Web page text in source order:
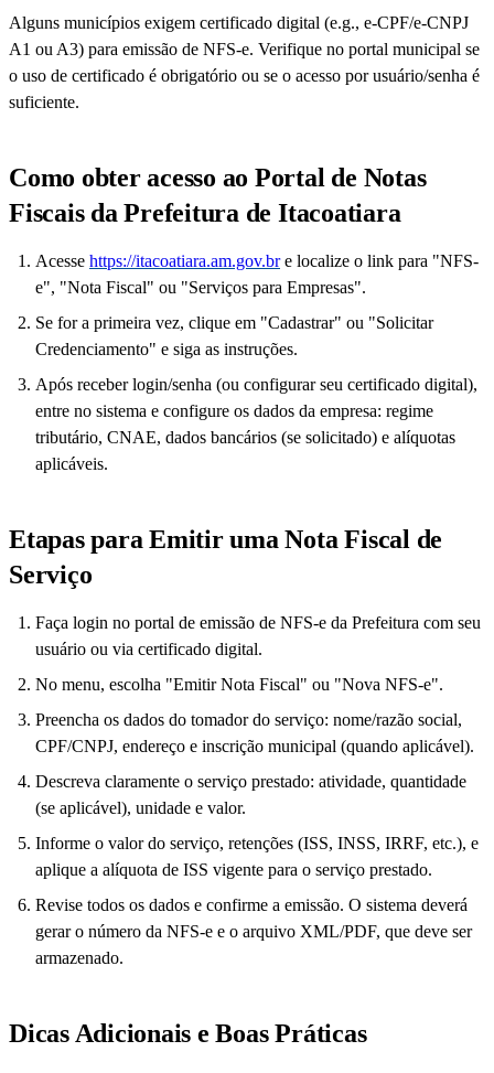
Alguns municípios exigem certificado digital (e.g., e-CPF/e-CNPJ
A1 ou A3) para emissão de NFS-e. Verifique no portal municipal se
o uso de certificado é obrigatório ou se o acesso por usuário/senha é
suficiente.
Como obter acesso ao Portal de Notas
Fiscais da Prefeitura de Itacoatiara
Acesse https://itacoatiara.am.gov.bre localize o link para "NFS-
e", "Nota Fiscal" ou "Serviços para Empresas".
Se for a primeira vez, clique em "Cadastrar" ou "Solicitar
Credenciamento" e siga as instruções.
Após receber login/senha (ou configurar seu certificado digital),
entre no sistema e configure os dados da empresa: regime
tributário, CNAE, dados bancários (se solicitado) e alíquotas
aplicáveis.
Etapas para Emitir uma Nota Fiscal de
Serviço
Faça login no portal de emissão de NFS-e da Prefeitura com seu
usuário ou via certificado digital.
No menu, escolha "Emitir Nota Fiscal" ou "Nova NFS-e".
Preencha os dados do tomador do serviço: nome/razão social,
CPF/CNPJ, endereço e inscrição municipal (quando aplicável).
Descreva claramente o serviço prestado: atividade, quantidade
(se aplicável), unidade e valor.
Informe o valor do serviço, retenções (ISS, INSS, IRRF, etc.), e
aplique a alíquota de ISS vigente para o serviço prestado.
Revise todos os dados e confirme a emissão. O sistema deverá
gerar o número da NFS-e e o arquivo XML/PDF, que deve ser
armazenado.
Dicas Adicionais e Boas Práticas